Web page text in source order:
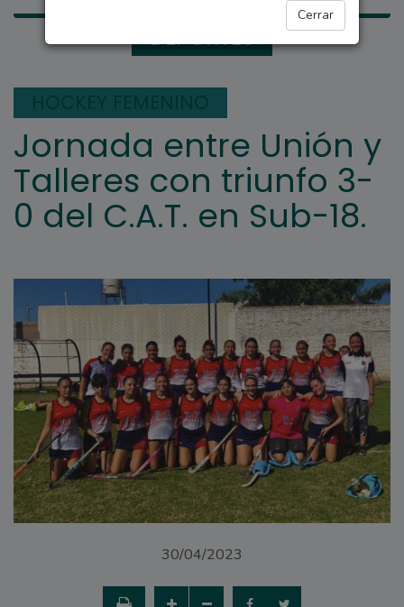
Cerrar
DEPORTES
Jornada entre Unión y
Talleres con triunfo 3-
0 del C.A.T. en Sub-18.
30/04/2023